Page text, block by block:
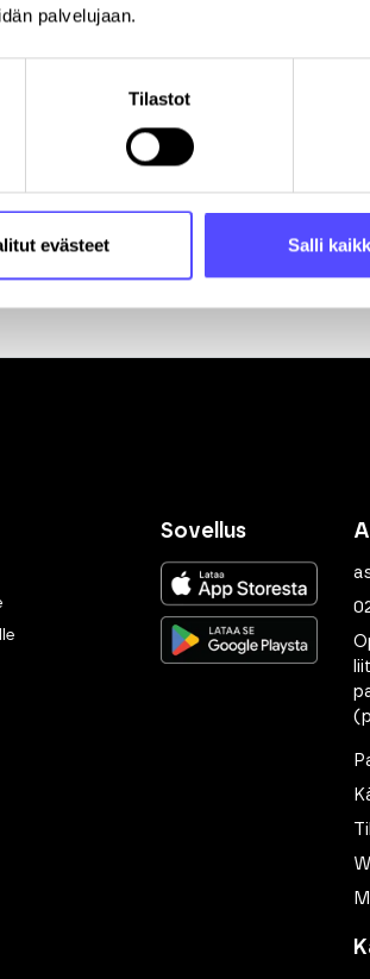
palvelujaan.
Tilastot
evästeet Salli
Postinumero Kaupunki
palvelun
Sovellus